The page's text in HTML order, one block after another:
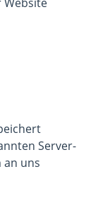
Server-
an uns